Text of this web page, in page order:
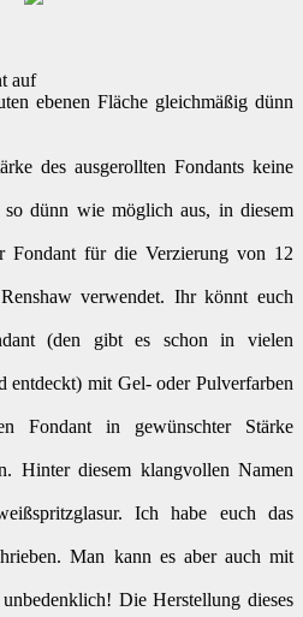
auf
ebenen Fläche gleichmäßig dünn
des ausgerollten Fondants keine
dünn wie möglich aus, in diesem
Fondant für die Verzierung von 12
verwendet. Ihr könnt euch
(den gibt es schon in vielen
entdeckt) mit Gel- oder Pulverfarben
Fondant in gewünschter Stärke
Hinter diesem klangvollen Namen
Ich habe euch das
Man kann es aber auch mit
Die Herstellung dieses